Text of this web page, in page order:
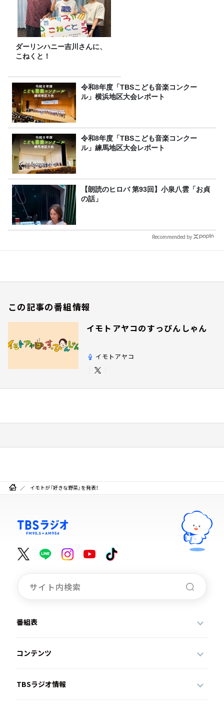
ダーリンハニー吉川さんに、
こねくと！
令和8年度「TBSこども音楽コンクー
ル」横浜地区大会レポート
令和8年度「TBSこども音楽コンクー
ル」練馬地区大会レポート
【朗読のヒロバ 第93回】小泉八雲「お貞
の話」
Recommended by
この記事の番組情報
イモトアヤコのすっぴんしゃん
イモトアヤコ
イモトが『好きな野菜』を発表！
番組表
コンテンツ
TBSラジオ情報